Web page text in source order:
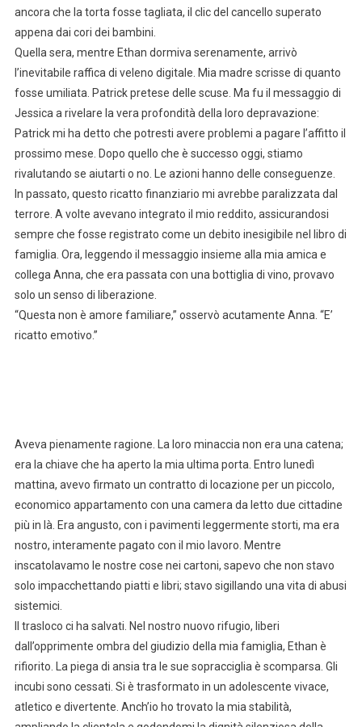
ancora che la torta fosse tagliata, il clic del cancello superato
appena dai cori dei bambini.
Quella sera, mentre Ethan dormiva serenamente, arrivò
l’inevitabile raffica di veleno digitale. Mia madre scrisse di quanto
fosse umiliata. Patrick pretese delle scuse. Ma fu il messaggio di
Jessica a rivelare la vera profondità della loro depravazione:
Patrick mi ha detto che potresti avere problemi a pagare l’affitto il
prossimo mese. Dopo quello che è successo oggi, stiamo
rivalutando se aiutarti o no. Le azioni hanno delle conseguenze.
In passato, questo ricatto finanziario mi avrebbe paralizzata dal
terrore. A volte avevano integrato il mio reddito, assicurandosi
sempre che fosse registrato come un debito inesigibile nel libro di
famiglia. Ora, leggendo il messaggio insieme alla mia amica e
collega Anna, che era passata con una bottiglia di vino, provavo
solo un senso di liberazione.
“Questa non è amore familiare,” osservò acutamente Anna. “E’
ricatto emotivo.”
Aveva pienamente ragione. La loro minaccia non era una catena;
era la chiave che ha aperto la mia ultima porta. Entro lunedì
mattina, avevo firmato un contratto di locazione per un piccolo,
economico appartamento con una camera da letto due cittadine
più in là. Era angusto, con i pavimenti leggermente storti, ma era
nostro, interamente pagato con il mio lavoro. Mentre
inscatolavamo le nostre cose nei cartoni, sapevo che non stavo
solo impacchettando piatti e libri; stavo sigillando una vita di abusi
sistemici.
Il trasloco ci ha salvati. Nel nostro nuovo rifugio, liberi
dall’opprimente ombra del giudizio della mia famiglia, Ethan è
rifiorito. La piega di ansia tra le sue sopracciglia è scomparsa. Gli
incubi sono cessati. Si è trasformato in un adolescente vivace,
atletico e divertente. Anch’io ho trovato la mia stabilità,